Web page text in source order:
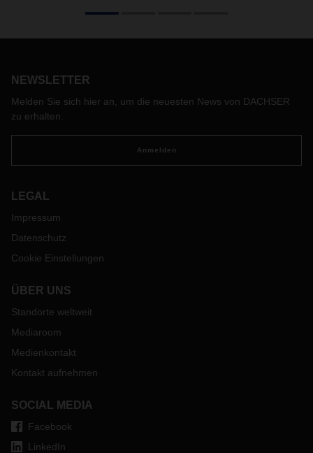
Event.
NEWSLETTER
Melden Sie sich hier an, um die neuesten News von DACHSER
zu erhalten.
Anmelden
LEGAL
Impressum
Datenschutz
Cookie Einstellungen
ÜBER UNS
Standorte weltweit
Mediaroom
Medienkontakt
Kontakt aufnehmen
SOCIAL MEDIA
Facebook
LinkedIn